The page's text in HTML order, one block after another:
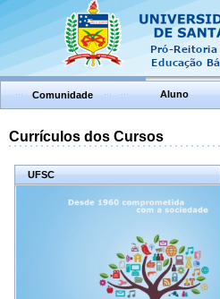
Comunidade Aluno
Currículos dos Cursos
UFSC